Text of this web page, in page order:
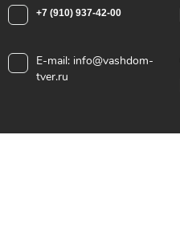
+7 (910) 937-42-00
E-mail: info@vashdom-
tver.ru